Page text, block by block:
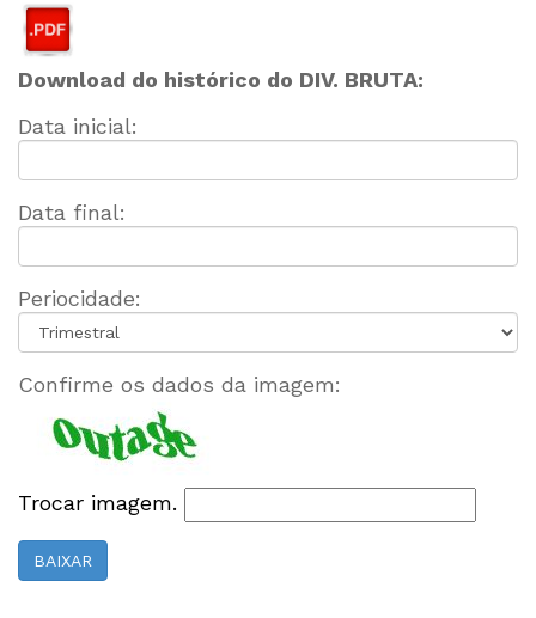
Download do histórico do DIV. BRUTA:
Data inicial:
Data final:
Periocidade:
Confirme os dados da imagem:
Trocar imagem.